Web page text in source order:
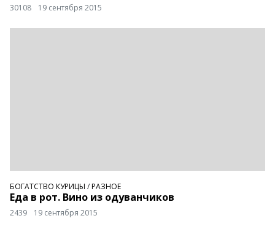
30108 19 сентября 2015
БОГАТСТВО КУРИЦЫ /РАЗНОЕ
Еда в рот. Вино из одуванчиков
2439 19 сентября 2015